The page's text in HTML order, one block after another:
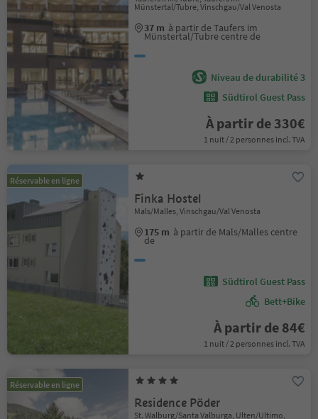
Münstertal/Tubre, Vinschgau/Val Venosta
37 m à partir de Taufers im
Münstertal/Tubre centre de
Niveau de durabilité 3
Südtirol Guest Pass
À partir de 330€
1 nuit / 2 personnes incl. TVA
Réservable en ligne
Finka Hostel
Mals/Malles, Vinschgau/Val Venosta
175 m à partir de Mals/Malles centre
de
Südtirol Guest Pass
Bett+Bike
À partir de 84€
1 nuit / 2 personnes incl. TVA
Réservable en ligne
Residence Pöder
St. Walburg/Santa Valburga, Ulten/Ultimo,